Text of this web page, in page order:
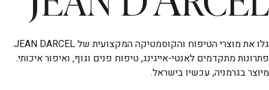
גלו את מוצרי הטיפוח והקוסמטיקה המקצועית של JEAN DARCEL.
פתרונות מתקדמים לאנטי-אייגינג, טיפוח פנים וגוף, ואיפור איכותי.
מיוצר בגרמניה, עכשיו בישראל.